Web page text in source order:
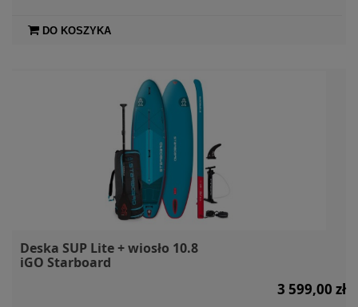
DO KOSZYKA
Deska SUP Lite + wiosło 10.8
iGO Starboard
3 599,00 zł